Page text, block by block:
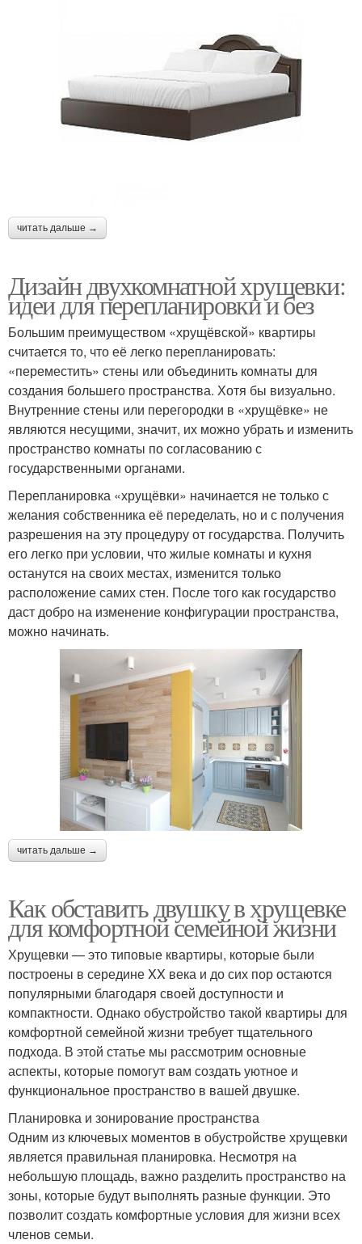
читать дальше →
Дизайн двухкомнатной хрущевки:
идеи для перепланировки и без
Большим преимуществом «хрущёвской» квартиры
считается то, что её легко перепланировать:
«переместить» стены или объединить комнаты для
создания большего пространства. Хотя бы визуально.
Внутренние стены или перегородки в «хрущёвке» не
являются несущими, значит, их можно убрать и изменить
пространство комнаты по согласованию с
государственными органами.
Перепланировка «хрущёвки» начинается не только с
желания собственника её переделать, но и с получения
разрешения на эту процедуру от государства. Получить
его легко при условии, что жилые комнаты и кухня
останутся на своих местах, изменится только
расположение самих стен. После того как государство
даст добро на изменение конфигурации пространства,
можно начинать.
читать дальше →
Как обставить двушку в хрущевке
для комфортной семейной жизни
Хрущевки — это типовые квартиры, которые были
построены в середине XX века и до сих пор остаются
популярными благодаря своей доступности и
компактности. Однако обустройство такой квартиры для
комфортной семейной жизни требует тщательного
подхода. В этой статье мы рассмотрим основные
аспекты, которые помогут вам создать уютное и
функциональное пространство в вашей двушке.
Планировка и зонирование пространства
Одним из ключевых моментов в обустройстве хрущевки
является правильная планировка. Несмотря на
небольшую площадь, важно разделить пространство на
зоны, которые будут выполнять разные функции. Это
позволит создать комфортные условия для жизни всех
членов семьи.